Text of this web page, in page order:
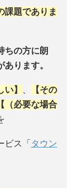
課題でありま
ちの方に朗
あります。
】 、
【その
【（必要な場合
ビス「タウン